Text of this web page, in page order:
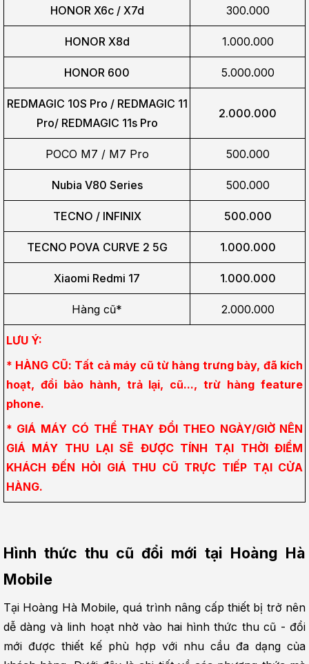
HONOR X6c / X7d 300.000
HONOR X8d 1.000.000
HONOR 600 5.000.000
REDMAGIC 10S Pro / REDMAGIC 11
Pro/ REDMAGIC 11s Pro
2.000.000
POCO M7 / M7 Pro 500.000
Nubia V80 Series 500.000
TECNO / INFINIX 500.000
TECNO POVA CURVE 2 5G 1.000.000
Xiaomi Redmi 17 1.000.000
Hàng cũ* 2.000.000
LƯU Ý:
* HÀNG CŨ: Tất cả máy cũ từ hàng trưng bày, đã kích
hoạt, đổi bảo hành, trả lại, cũ..., trừ hàng feature
phone.
* GIÁ MÁY CÓ THỂ THAY ĐỔI THEO NGÀY/GIỜ NÊN
GIÁ MÁY THU LẠI SẼ ĐƯỢC TÍNH TẠI THỜI ĐIỂM
KHÁCH ĐẾN HỎI GIÁ THU CŨ TRỰC TIẾP TẠI CỬA
HÀNG.
Hình thức thu cũ đổi mới tại Hoàng Hà
Mobile
Tại Hoàng Hà Mobile, quá trình nâng cấp thiết bị trở nên
dễ dàng và linh hoạt nhờ vào hai hình thức thu cũ - đổi
mới được thiết kế phù hợp với nhu cầu đa dạng của